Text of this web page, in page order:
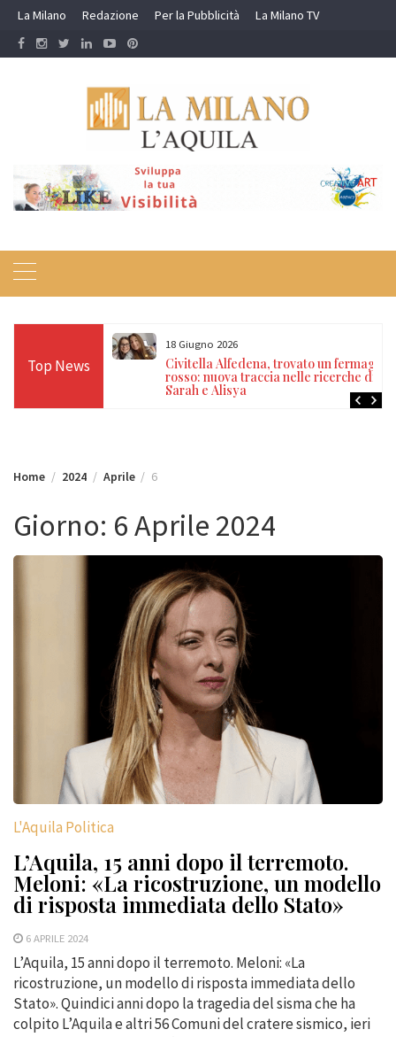
Skip
content
La Milano Redazione Per la Pubblicità La Milano TV
Top News
dopo 14
e
18 Giugno 2026
Civitella Alfedena, trovato un fermaglio
rosso: nuova traccia nelle ricerche di
Sarah e Alisya
Home 2024 Aprile 6
Giorno: 6 Aprile 2024
L'Aquila Politica
L’Aquila, 15 anni dopo il terremoto.
Meloni: «La ricostruzione, un modello
di risposta immediata dello Stato»
6 APRILE 2024
L’Aquila, 15 anni dopo il terremoto. Meloni: «La
ricostruzione, un modello di risposta immediata dello
Stato». Quindici anni dopo la tragedia del sisma che ha
colpito L’Aquila e altri 56 Comuni del cratere sismico, ieri